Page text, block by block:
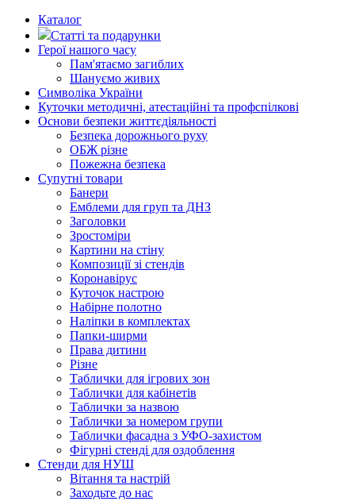
Каталог
Статті та подарунки
Герої нашого часу
Пам'ятаємо загиблих
Шануємо живих
Символіка України
Куточки методичні, атестаційні та профспілкові
Основи безпеки життєдіяльності
Безпека дорожнього руху
ОБЖ різне
Пожежна безпека
Супутні товари
Банери
Емблеми для груп та ДНЗ
Заголовки
Зростоміри
Картини на стіну
Композиції зі стендів
Коронавірус
Куточок настрою
Набірне полотно
Наліпки в комплектах
Папки-ширми
Права дитини
Різне
Таблички для ігрових зон
Таблички для кабінетів
Таблички за назвою
Таблички за номером групи
Таблички фасадна з УФО-захистом
Фігурні стенді для оздоблення
Стенди для НУШ
Вітання та настрій
Заходьте до нас